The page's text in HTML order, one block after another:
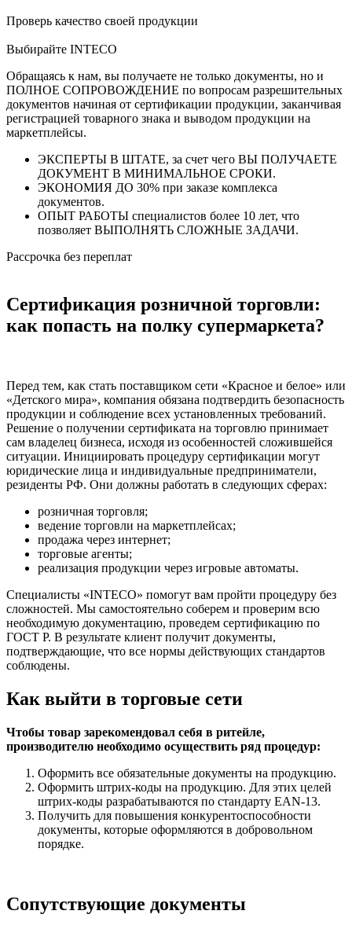
Проверь качество своей продукции
Выбирайте INTECO
Обращаясь к нам, вы получаете не только документы, но и
ПОЛНОЕ СОПРОВОЖДЕНИЕ по вопросам разрешительных
документов начиная от сертификации продукции, заканчивая
регистрацией товарного знака и выводом продукции на
маркетплейсы.
ЭКСПЕРТЫ В ШТАТЕ, за счет чего ВЫ ПОЛУЧАЕТЕ
ДОКУМЕНТ В МИНИМАЛЬНОЕ СРОКИ.
ЭКОНОМИЯ ДО 30% при заказе комплекса
документов.
ОПЫТ РАБОТЫ специалистов более 10 лет, что
позволяет ВЫПОЛНЯТЬ СЛОЖНЫЕ ЗАДАЧИ.
Рассрочка без переплат
Сертификация розничной торговли:
как попасть на полку супермаркета?
Перед тем, как стать поставщиком сети «Красное и белое» или
«Детского мира», компания обязана подтвердить безопасность
продукции и соблюдение всех установленных требований.
Решение о получении сертификата на торговлю принимает
сам владелец бизнеса, исходя из особенностей сложившейся
ситуации. Инициировать процедуру сертификации могут
юридические лица и индивидуальные предприниматели,
резиденты РФ. Они должны работать в следующих сферах:
розничная торговля;
ведение торговли на маркетплейсах;
продажа через интернет;
торговые агенты;
реализация продукции через игровые автоматы.
Специалисты «INTECO» помогут вам пройти процедуру без
сложностей. Мы самостоятельно соберем и проверим всю
необходимую документацию, проведем сертификацию по
ГОСТ Р. В результате клиент получит документы,
подтверждающие, что все нормы действующих стандартов
соблюдены.
Как выйти в торговые сети
Чтобы товар зарекомендовал себя в ритейле,
производителю необходимо осуществить ряд процедур:
Оформить все обязательные документы на продукцию.
Оформить штрих-коды на продукцию. Для этих целей
штрих-коды разрабатываются по стандарту EAN-13.
Получить для повышения конкурентоспособности
документы, которые оформляются в добровольном
порядке.
Сопутствующие документы